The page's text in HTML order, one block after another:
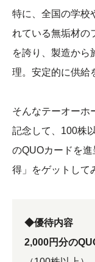
特に、全国の学校
れている無垢材の
を誇り、製造から
理。安定的に供給
そんなテーオーホ
記念して、100株
のQUOカードを
得」をゲットして
◆優待内容
2,000円分の